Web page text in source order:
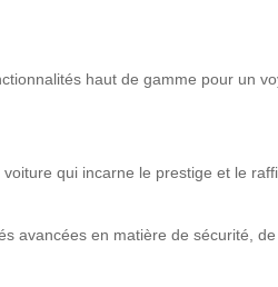
haut de gamme pour un
qui incarne le prestige et le
avancées en matière de sécurité, de